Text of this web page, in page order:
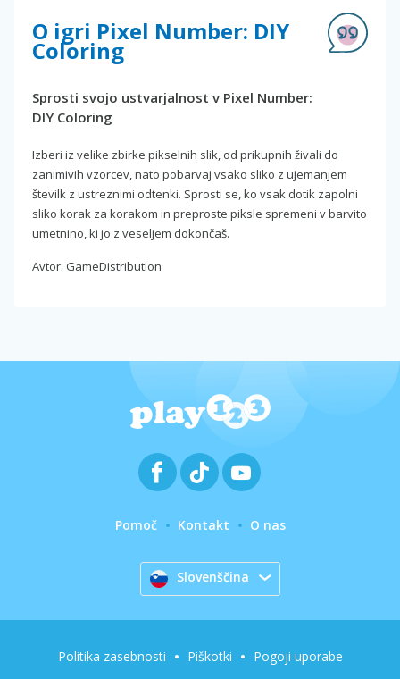
O igri Pixel Number: DIY
Coloring
Sprosti svojo ustvarjalnost v Pixel Number:
DIY Coloring
Izberi iz velike zbirke pikselnih slik, od prikupnih živali do
zanimivih vzorcev, nato pobarvaj vsako sliko z ujemanjem
številk z ustreznimi odtenki. Sprosti se, ko vsak dotik zapolni
sliko korak za korakom in preproste piksle spremeni v barvito
umetnino, ki jo z veseljem dokončaš.
Avtor: GameDistribution
Pomoč Kontakt O nas
Slovenščina
Politika zasebnosti Piškotki Pogoji uporabe